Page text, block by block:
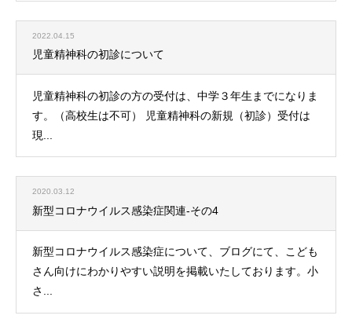
2022.04.15
児童精神科の初診について
児童精神科の初診の方の受付は、中学３年生までになりま
す。（高校生は不可） 児童精神科の新規（初診）受付は
現...
2020.03.12
新型コロナウイルス感染症関連-その4
新型コロナウイルス感染症について、ブログにて、こども
さん向けにわかりやすい説明を掲載いたしております。小
さ...